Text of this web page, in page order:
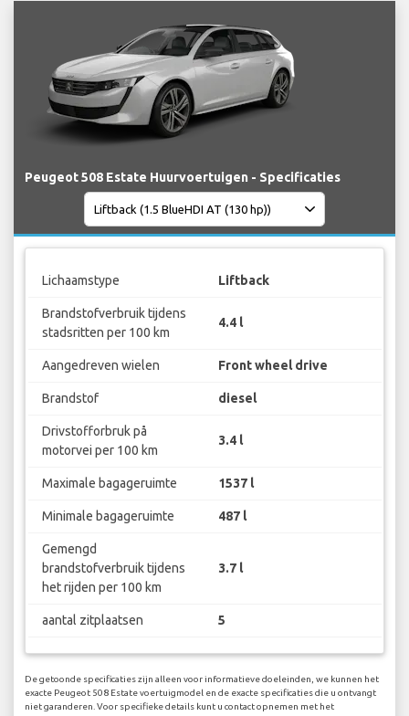
Peugeot 508 Estate Huurvoertuigen - Specificaties
Lichaamstype Liftback
Brandstofverbruik tijdens
stadsritten per 100 km
4.4 l
Aangedreven wielen Front wheel drive
Brandstof diesel
Drivstofforbruk på
motorvei per 100 km
3.4 l
Maximale bagageruimte 1537 l
Minimale bagageruimte 487 l
Gemengd
brandstofverbruik tijdens
het rijden per 100 km
3.7 l
aantal zitplaatsen 5
De getoonde specificaties zijn alleen voor informatieve doeleinden, we kunnen het
exacte Peugeot 508 Estate voertuigmodel en de exacte specificaties die u ontvangt
niet garanderen. Voor specifieke details kunt u contact opnemen met het